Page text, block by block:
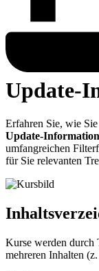
Update-
Erfahren Sie, wie
Update-
umfangreichen
für Sie relevanten
Kurse werden durch
mehreren Inhalten